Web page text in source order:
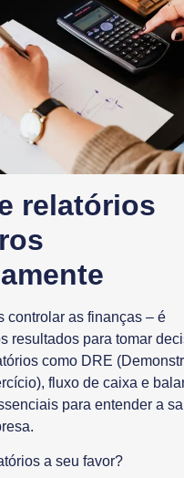
relatórios
controlar as finanças – é
resultados para tomar
como DRE
, fluxo de caixa e
para entender a
a seu favor?